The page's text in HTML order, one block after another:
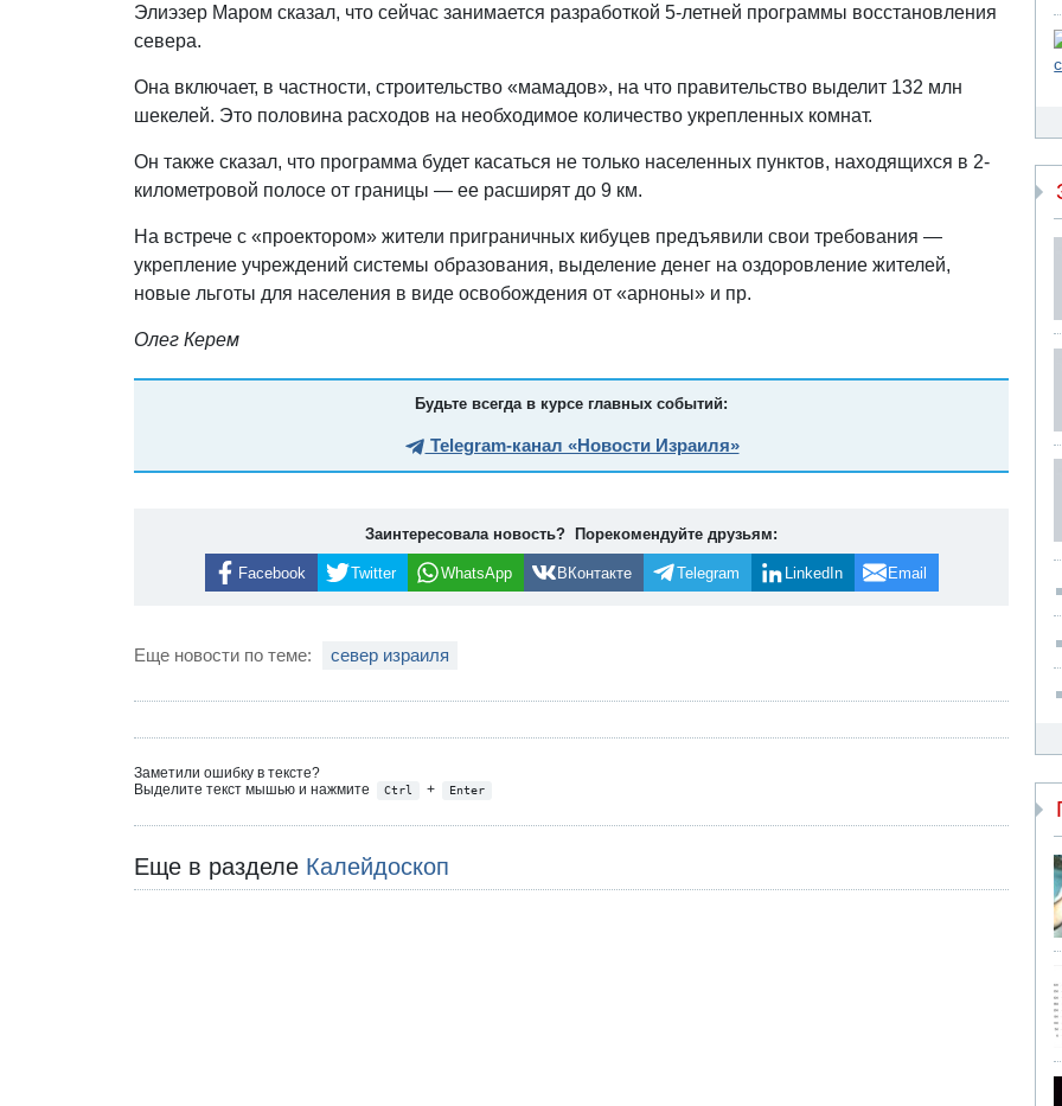
Элиэзер Маром сказал, что сейчас занимается разработкой 5-летней программы восстановления
севера.
Она включает, в частности, строительство «мамадов», на что правительство выделит 132 млн
шекелей. Это половина расходов на необходимое количество укрепленных комнат.
Он также сказал, что программа будет касаться не только населенных пунктов, находящихся в 2-
километровой полосе от границы — ее расширят до 9 км.
На встрече с «проектором» жители приграничных кибуцев предъявили свои требования —
укрепление учреждений системы образования, выделение денег на оздоровление жителей,
новые льготы для населения в виде освобождения от «арноны» и пр.
Олег Керем
Будьте всегда в курсе главных событий:
Telegram-канал «Новости Израиля»
Заинтересовала новость? Порекомендуйте друзьям:
Facebook Twitter WhatsApp ВКонтакте Telegram LinkedIn Email
Еще новости по теме: север израиля
Заметили ошибку в тексте?
Выделите текст мышью и нажмите
Ctrl + Enter
Еще в разделе Калейдоскоп